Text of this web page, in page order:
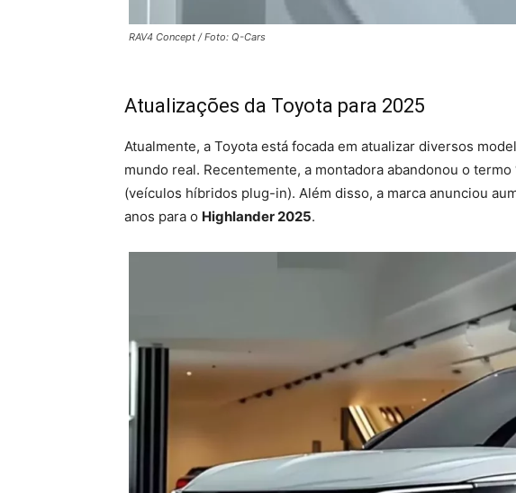
RAV4 Concept / Foto: Q-Cars
Atualizações da Toyota para 2025
Atualmente, a Toyota está focada em atualizar diversos
mundo real. Recentemente, a montadora abandonou o
(veículos híbridos plug-in). Além disso, a marca anunciou
anos para o Highlander 2025.